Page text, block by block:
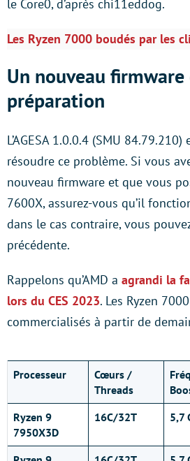
le Core0, d’après chi11eddog.
Les Ryzen 7000 boudés par les
Un nouveau firmware
préparation
L’AGESA 1.0.0.4 (SMU
résoudre ce problème. Si vous
nouveau firmware et que vous
7600X, assurez-vous qu’il
dans le cas contraire, vous
précédente.
Rappelons qu’AMD a agrandi la
lors du CES 2023. Les Ryzen
commercialisés à partir de
Processeur Cœurs /
Threads
Ryzen 9
7950X3D
16C/32T 5,7